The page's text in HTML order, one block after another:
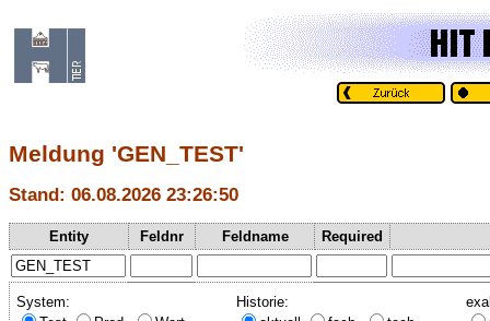
Meldung 'GEN_TEST'
Stand: 06.08.2026 23:26:50
Entity Feldnr Feldname Required
System:
Historie: